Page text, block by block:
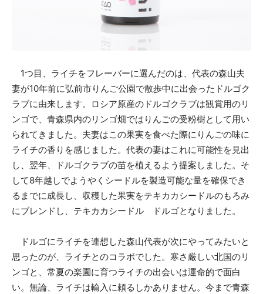
1つ目、ライチをフレーバーに選んだのは、代表の森山夫
妻が10年前に弘前市りんご公園で散歩中に出会ったドルゴク
ラブに由来します。ロシア原産のドルゴクラブは観賞用のリ
ンゴで、青森県内のリンゴ畑ではりんごの受粉樹として用い
られてきました。夫妻はこの果実を食べた際にりんごの味に
ライチの香りを感じました。代表の妻はこれに可能性を見出
し、翌年、ドルゴクラブの苗を植えるよう提案しました。そ
して8年越しでようやくシードルを製造可能な量を確保でき
るまでに成長し、収穫した果実をテキカカシードルのもろみ
にブレンドし、テキカカシードル ドルゴとなりました。
ドルゴにライチを連想した森山代表が次にやってみたいと
思ったのが、ライチとのコラボでした。寒さ厳しい北国のリ
ンゴと、常夏の楽園に育つライチの出会いは運命的で面白
い。無論、ライチは輸入に頼るしかありません。今まで青森